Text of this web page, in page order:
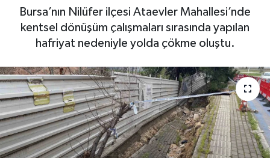
Bursa’nın Nilüfer ilçesi Ataevler Mahallesi’nde
kentsel dönüşüm çalışmaları sırasında yapılan
hafriyat nedeniyle yolda çökme oluştu.
Genel
Magazin
Sağlık
Siyaset